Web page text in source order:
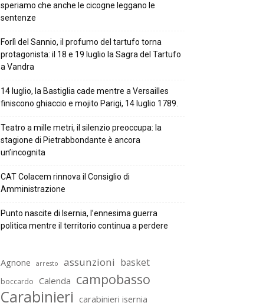
speriamo che anche le cicogne leggano le
sentenze
Forlì del Sannio, il profumo del tartufo torna
protagonista: il 18 e 19 luglio la Sagra del Tartufo
a Vandra
14 luglio, la Bastiglia cade mentre a Versailles
finiscono ghiaccio e mojito Parigi, 14 luglio 1789.
Teatro a mille metri, il silenzio preoccupa: la
stagione di Pietrabbondante è ancora
un’incognita
CAT Colacem rinnova il Consiglio di
Amministrazione
Punto nascite di Isernia, l’ennesima guerra
politica mentre il territorio continua a perdere
Agnone arresto assunzioni basket
boccardo Calenda campobasso
Carabinieri carabinieri isernia